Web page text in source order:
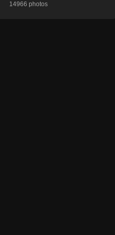
14966 photos